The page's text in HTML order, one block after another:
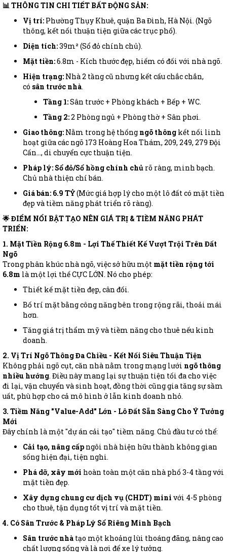
📊 THÔNG TIN CHI TIẾT BẤT ĐỘNG SẢN:
Vị trí: Phường Thụy Khuê, quận Ba Đình, Hà Nội. (Ngõ
thông, kết nối thuận tiện giữa các trục phố).
Diện tích:39m² (Sổ đỏ chính chủ).
Mặt tiền:6.8m - Kích thước đẹp, hiếm có đối với nhà ngõ.
Hiện trạng: Nhà 2 tầng cũ nhưng kết cấu chắc chắn,
có sân trước nhà.
Tầng 1:Sân trước + Phòng khách + Bếp + WC.
Tầng 2:2 Phòng ngủ + Phòng thờ + Sân phơi.
Giao thông: Nằm trong hệ thống ngõ thông kết nối linh
hoạt giữa các ngõ 173 Hoàng Hoa Thám, 209, 249, 279 Đội
Cấn..., di chuyển cực thuận tiện.
Pháp lý: Sổ đỏ/Sổ hồng chính chủ rõ ràng, minh bạch.
Chủ nhà thiện chí bán.
Giá bán: 6.9 TỶ(Mức giá hợp lý cho một lô đất có mặt tiền
đẹp và tiềm năng phát triển rõ ràng).
🌟 ĐIỂM NỔI BẬT TẠO NÊN GIÁ TRỊ & TIỀM NĂNG PHÁT
TRIỂN:
1. Mặt Tiền Rộng 6.8m - Lợi Thế Thiết Kế Vượt Trội Trên Đất
Ngõ
Trong phân khúc nhà ngõ, việc sở hữu một mặt tiền rộng tới
6.8m là một lợi thế CỰC LỚN. Nó cho phép:
Thiết kế mặt tiền đẹp, cân đối.
Bố trí mặt bằng công năng bên trong rộng rãi, thoải mái
hơn.
Tăng giá trị thẩm mỹ và tiềm năng cho thuê nếu kinh
doanh.
2. Vị Trí Ngõ Thông Đa Chiều - Kết Nối Siêu Thuận Tiện
Không phải ngõ cụt, căn nhà nằm trong mạng lưới ngõ thông
nhiều hướng. Điều này mang lại sự thuận tiện tối đa cho việc
đi lại, vận chuyển và sinh hoạt, đồng thời cũng gia tăng sự sầm
uất, phù hợp cho cả mô hình ở lẫn kinh doanh nhỏ.
3. Tiềm Năng "Value-Add" Lớn - Lô Đất Sẵn Sàng Cho Ý Tưởng
Mới
Đây chính là một "dự án cải tạo" tiềm năng. Chủ đầu tư có thể:
Cải tạo, nâng cấp ngôi nhà hiện hữu thành không gian
sống hiện đại, tiện nghi.
Phá dỡ, xây mới hoàn toàn một căn nhà phố 3-4 tầng với
mặt tiền đẹp.
Xây dựng chung cư dịch vụ (CHDT) mini với 4-5 phòng
cho thuê, tận dụng tốt vị trí và mặt tiền.
4. Có Sân Trước & Pháp Lý Sổ Riêng Minh Bạch
Sân trước nhà tạo một khoảng lùi thoáng đãng, nâng cao
chất lượng sống và là nơi để xe lý tưởng.